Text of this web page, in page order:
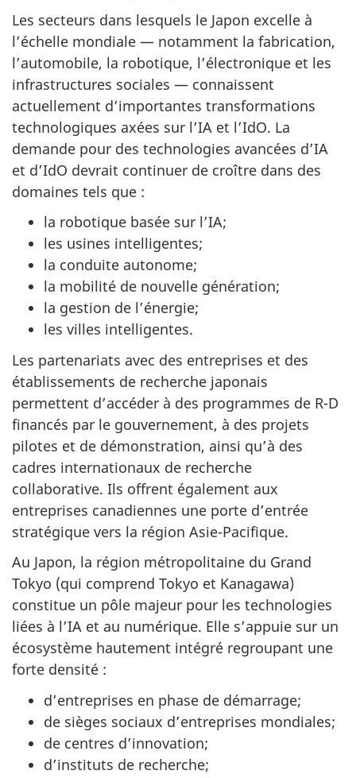
Les secteurs dans lesquels le Japon excelle à
l’échelle mondiale — notamment la fabrication,
l’automobile, la robotique, l’électronique et les
infrastructures sociales — connaissent
actuellement d’importantes transformations
technologiques axées sur l’IA et l’IdO. La
demande pour des technologies avancées d’IA
et d’IdO devrait continuer de croître dans des
domaines tels que :
la robotique basée sur l’IA;
les usines intelligentes;
la conduite autonome;
la mobilité de nouvelle génération;
la gestion de l’énergie;
les villes intelligentes.
Les partenariats avec des entreprises et des
établissements de recherche japonais
permettent d’accéder à des programmes de R-D
financés par le gouvernement, à des projets
pilotes et de démonstration, ainsi qu’à des
cadres internationaux de recherche
collaborative. Ils offrent également aux
entreprises canadiennes une porte d’entrée
stratégique vers la région Asie-Pacifique.
Au Japon, la région métropolitaine du Grand
Tokyo (qui comprend Tokyo et Kanagawa)
constitue un pôle majeur pour les technologies
liées à l’IA et au numérique. Elle s’appuie sur un
écosystème hautement intégré regroupant une
forte densité :
d’entreprises en phase de démarrage;
de sièges sociaux d’entreprises mondiales;
de centres d’innovation;
d’instituts de recherche;